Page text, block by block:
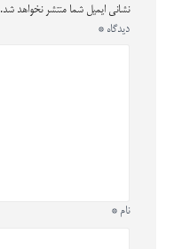
نشانی ایمیل شما منتشر نخواهد شد.
دیدگاه *
نام *